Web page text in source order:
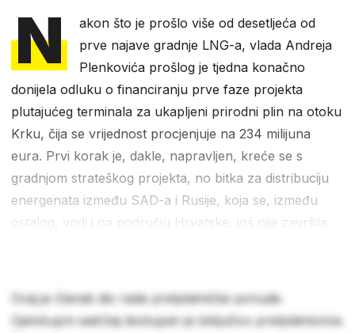
N
akon što je prošlo više od desetljeća od
prve najave gradnje LNG-a, vlada Andreja
Plenkovića prošlog je tjedna konačno
donijela odluku o financiranju prve faze projekta
plutajućeg terminala za ukapljeni prirodni plin na otoku
Krku, čija se vrijednost procjenjuje na 234 milijuna
eura. Prvi korak je, dakle, napravljen, kreće se s
gradnjom strateškog projekta, no bitka za distribuciju
energenata između SAD-a i Rusije, koja se, između
ostalog, vodi i na području Hrvatske, još nije završila.
Ovaj je članak dio naše pretplatničke ponude.
Cjelokupni sadržaj dostupan je isključivo pretplatnicima.